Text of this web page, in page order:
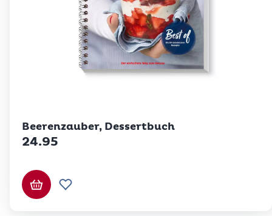
Beerenzauber, Dessertbuch
24.95
In den Warenkorb
Zur Wunschliste hinzufügen